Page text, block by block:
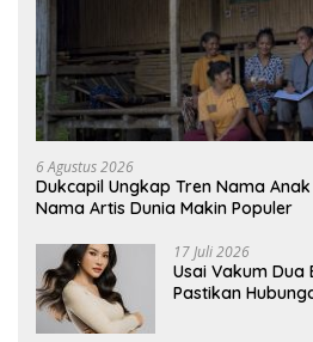
6 Agustus 2026
Dukcapil Ungkap Tren Nama
Nama Artis Dunia Makin Populer
17 Juli 2026
Usai Vakum Dua
Pastikan